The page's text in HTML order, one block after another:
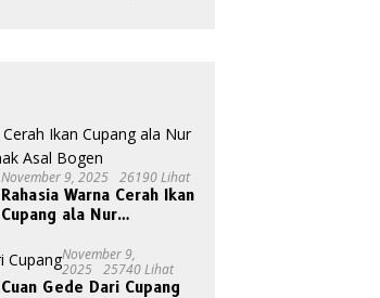
November 9, 2025 26190 Lihat
Rahasia Warna Cerah Ikan
Cupang ala Nur
Bogen
November 9,
2025
25740 Lihat
Cuan Gede Dari Cupang